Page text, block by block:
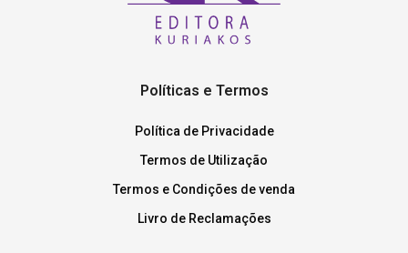
Políticas e Termos
Política de Privacidade
Termos de Utilização
Termos e Condições de venda
Livro de Reclamações